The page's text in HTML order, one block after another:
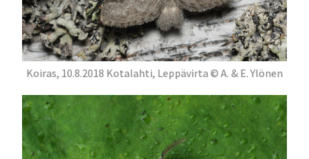
Koiras, 10.8.2018 Kotalahti, Leppävirta © A. & E. Ylönen